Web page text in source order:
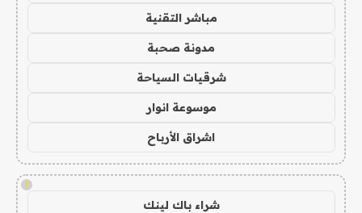
مباشر التقنية
مدونة صحبة
شرقيات السياحة
موسوعة انوار
اشراق الأرباح
!
شراء باك لينك